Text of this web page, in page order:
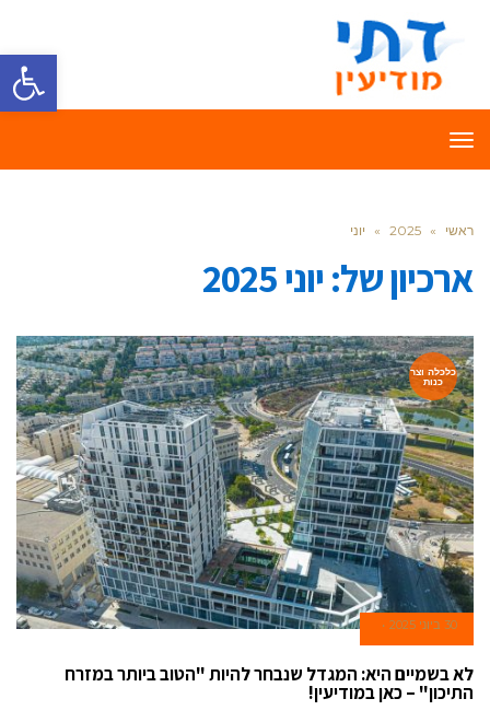
פתח
תפריט
ראשי »
2025
» יוני
ארכיון של:יוני 2025
כלכלה וצר
כנות
30 ביוני 2025
לא בשמיים היא: המגדל שנבחר להיות "הטוב ביותר במזרח
התיכון" – כאן במודיעין!